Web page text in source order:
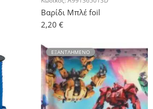
Βαρίδι Μπλέ foil
2,20 €
ΕΞΑΝΤΛΗΜΈΝΟ